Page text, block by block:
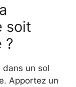
soit
?
dans un sol
Apportez un